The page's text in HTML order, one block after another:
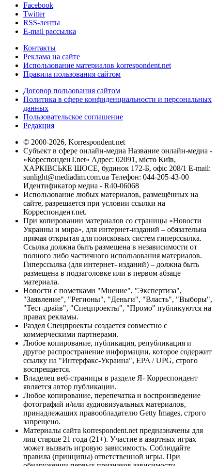
Facebook
Twitter
RSS-ленты
E-mail рассылка
Контакты
Реклама на сайте
Использование материалов korrespondent.net
Правила пользования сайтом
Договор пользования сайтом
Политика в сфере конфиденциальности и персональных
данных
Пользовательское соглашение
Редакция
© 2000-2026, Korrespondent.net
Субъект в сфере онлайн-медиа Название онлайн-медиа -
«КореспонденТ.net» Адрес: 02091, місто Київ,
ХАРКІВСЬКЕ ШОСЕ, будинок 172-Б, офіс 208/1 E-mail:
sunlight@mediadim.com.ua Телефон: 044-205-43-00
Идентификатор медиа - R40-06068
Использование любых материалов, размещённых на
сайте, разрешается при условии ссылки на
Корреспондент.net.
При копировании материалов со страницы «Новости
Украины и мира», для интернет-изданий – обязательна
прямая открытая для поисковых систем гиперссылка.
Ссылка должна быть размещена в независимости от
полного либо частичного использования материалов.
Гиперссылка (для интернет- изданий) – должна быть
размещена в подзаголовке или в первом абзаце
материала.
Новости с пометками "Мнение", "Экспертиза",
"Заявление", "Регионы", "Деньги", "Власть", "Выборы",
"Тест-драйв", "Спецпроекты", "Промо" публикуются на
правах рекламы.
Раздел Спецпроекты создается совместно с
коммерческими партнерами.
Любое копирование, публикация, републикация и
другое распространение информации, которое содержит
ссылку на "Интерфакс-Украина", EPA / UPG, строго
воспрещается.
Владелец веб-страницы в разделе Я- Корреспондент
является автор публикации.
Любое копирование, перепечатка и воспроизведение
фотографий и/или аудиовизуальных материалов,
принадлежащих правообладателю Getty Images, строго
запрещено.
Материалы сайта korrespondent.net предназначены для
лиц старше 21 года (21+). Участие в азартных играх
может вызвать игровую зависимость. Соблюдайте
правила (принципы) ответственной игры. При